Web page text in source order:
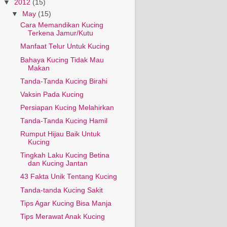
▼ 2012 (15)
▼ May (15)
Cara Memandikan Kucing
Terkena Jamur/Kutu
Manfaat Telur Untuk Kucing
Bahaya Kucing Tidak Mau
Makan
Tanda-Tanda Kucing Birahi
Vaksin Pada Kucing
Persiapan Kucing Melahirkan
Tanda-Tanda Kucing Hamil
Rumput Hijau Baik Untuk
Kucing
Tingkah Laku Kucing Betina
dan Kucing Jantan
43 Fakta Unik Tentang Kucing
Tanda-tanda Kucing Sakit
Tips Agar Kucing Bisa Manja
Tips Merawat Anak Kucing